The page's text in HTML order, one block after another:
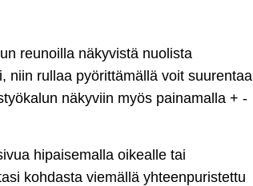
reunoilla näkyvistä nuolista
niin rullaa pyörittämällä voit suurentaa
näkyviin myös painamalla + -
hipaisemalla oikealle tai
kohdasta viemällä yhteenpuristettu